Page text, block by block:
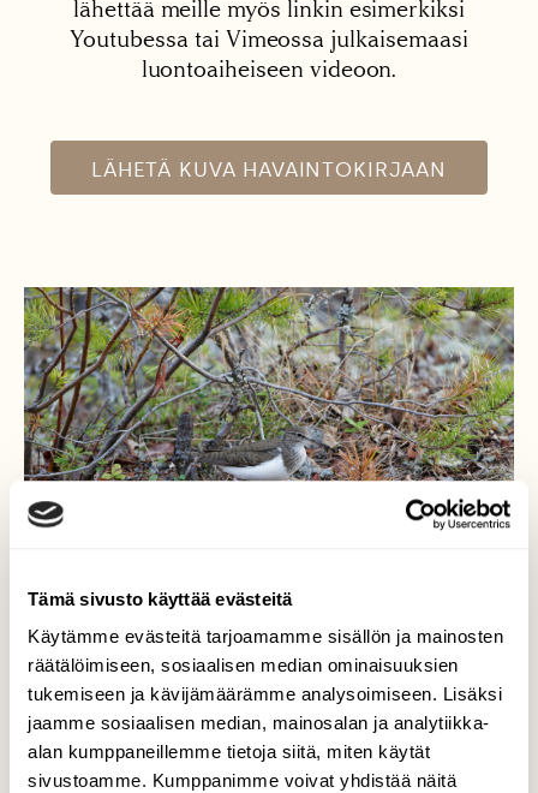
Tämä sivusto käyttää evästeitä
Käytämme evästeitä tarjoamamme sisällön ja mainosten
räätälöimiseen, sosiaalisen median ominaisuuksien
tukemiseen ja kävijämäärämme analysoimiseen. Lisäksi
jaamme sosiaalisen median, mainosalan ja analytiikka-
alan kumppaneillemme tietoja siitä, miten käytät
sivustoamme. Kumppanimme voivat yhdistää näitä
lähettää meille myös linkin esimerkiksi
Youtubessa tai Vimeossa julkaisemaasi
luontoaiheiseen videoon.
LÄHETÄ KUVA HAVAINTOKIRJAAN
Rantasipi maastoutuu
Rannan pensaikkoon maastoutuva
rantasipi... ei sitä hevin huomaa!